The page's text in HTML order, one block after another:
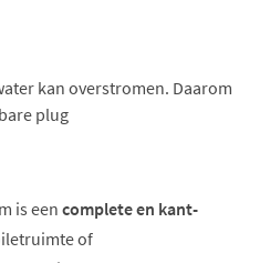
kan overstromen. Daarom
plug
is een complete en kant-
of